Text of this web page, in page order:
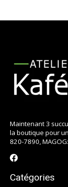
Maintenant 3
la boutique pour
820-7890,
Catégories